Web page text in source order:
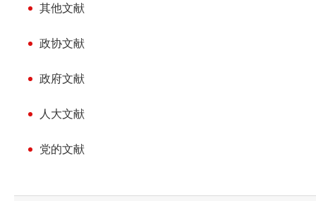
其他文献
政协文献
政府文献
人大文献
党的文献